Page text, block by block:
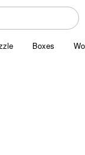
Boxes